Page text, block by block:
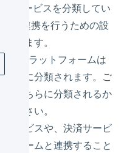
部サービスを分類してい
タ連携を行うための設
きます。
のプラットフォームは
ト」に分類されます。ご
がどちらに分類されるか
ください。
サービスや、決済サービ
フォームと連携すること